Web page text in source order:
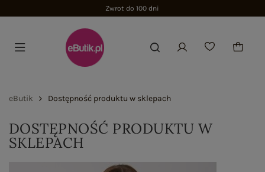
Zwrot do 100 dni
eButik Dostępność produktu w sklepach
DOSTĘPNOŚĆ PRODUKTU W
SKLEPACH